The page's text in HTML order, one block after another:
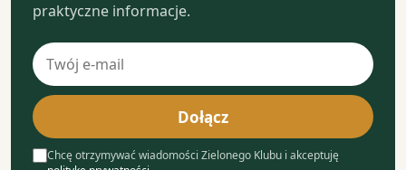
praktyczne informacje.
Adres
e-
mail
Dołącz
Chcę otrzymywać wiadomości Zielonego Klubu i akceptuję